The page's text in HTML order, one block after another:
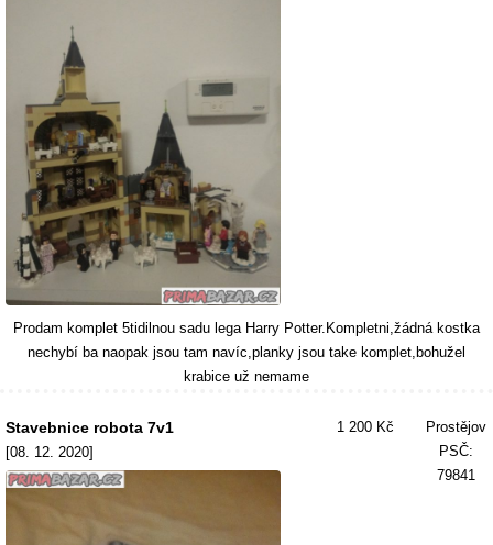
Prodam komplet 5tidilnou sadu lega Harry Potter.Kompletni,žádná kostka
nechybí ba naopak jsou tam navíc,planky jsou take komplet,bohužel
krabice už nemame
Stavebnice robota 7v1
[08. 12. 2020]
1 200 Kč
Prostějov
PSČ:
79841